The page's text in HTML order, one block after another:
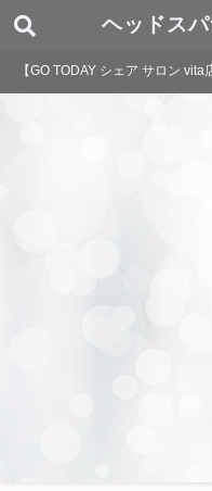
ヘッドス
【GO TODAY シェア サロン vita